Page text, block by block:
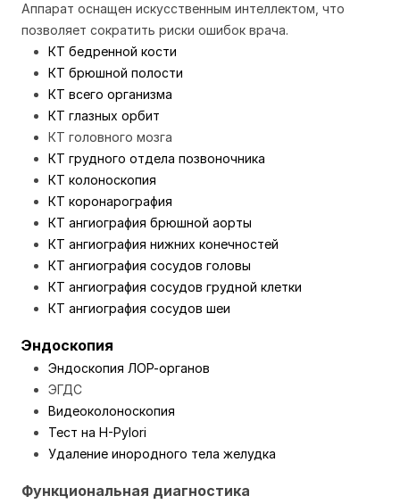
Аппарат оснащен искусственным интеллектом, что
позволяет сократить риски ошибок врача.
КТ бедренной кости
КТ брюшной полости
КТ всего организма
КТ глазных орбит
КТ головного мозга
КТ грудного отдела позвоночника
КТ колоноскопия
КТ коронарография
КТ ангиография брюшной аорты
КТ ангиография нижних конечностей
КТ ангиография сосудов головы
КТ ангиография сосудов грудной клетки
КТ ангиография сосудов шеи
Эндоскопия
Эндоскопия ЛОР-органов
ЭГДС
Видеоколоноскопия
Тест нa H-Pylori
Удаление инородного тела желудка
Функциональная диагностика